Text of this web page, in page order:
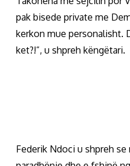
pak bisede private me
kerkon mue personalisht.
ket?!”, u shpreh këngëtari.
Federik Ndoci u shpreh